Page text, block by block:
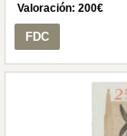
Valoración: 200€
FDC